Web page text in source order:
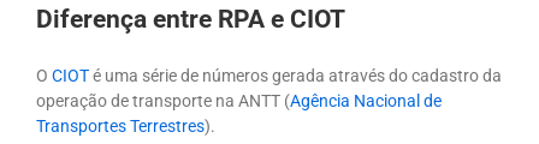
Diferença entre RPA e CIOT
O CIOTé uma série de números gerada através do cadastro da
operação de transporte na ANTT (Agência Nacional de
Transportes Terrestres).